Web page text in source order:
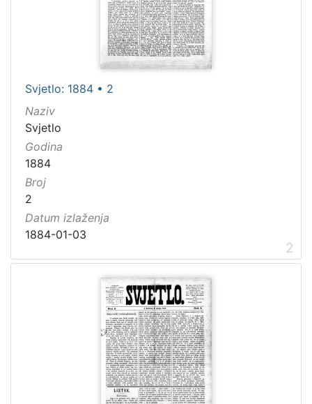
Svjetlo: 1884 • 2
Naziv
Svjetlo
Godina
1884
Broj
2
Datum izlaženja
1884-01-03
2